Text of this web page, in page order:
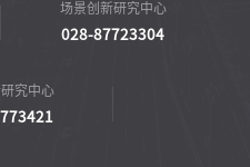
场景创新研究中心
028-87723304
究中心